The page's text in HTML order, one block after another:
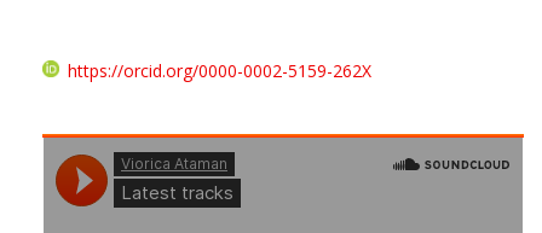
https://orcid.org/0000-0002-5159-262X